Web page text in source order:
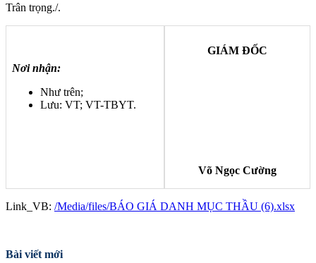
Trân trọng./.
Nơi nhận:
Như trên;
Lưu: VT; VT-TBYT.
GIÁM ĐỐC
Võ Ngọc Cường
Link_VB: /Media/files/BÁO GIÁ DANH MỤC THẦU (6).xlsx
Bài viết mới